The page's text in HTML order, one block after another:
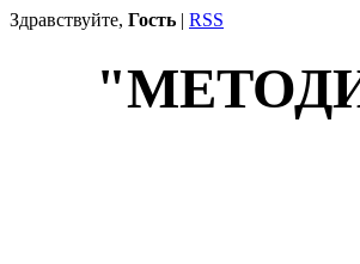
Здравствуйте, Гость | RSS